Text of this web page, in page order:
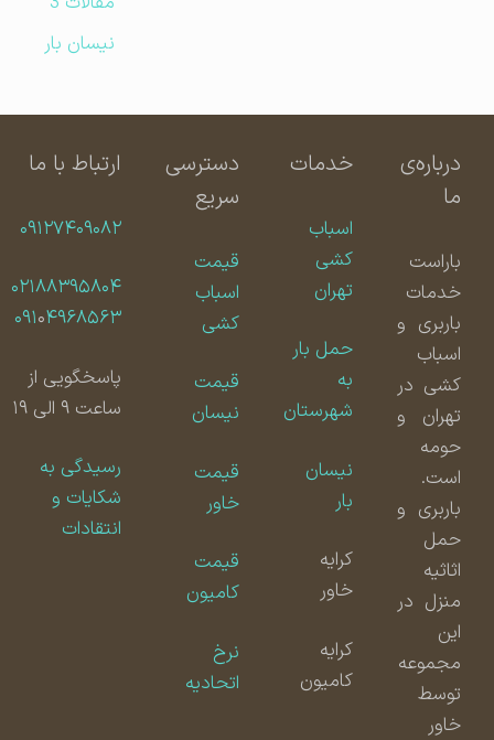
نیسان بار
درباره‌ی
باراست
خدمات
باربری و
اسباب
کشی در
تهران و
حومه
است.
باربری و
حمل
اثاثیه
منزل در
مجموعه
توسط
خدمات
اسباب
کشی
تهران
حمل بار
شهرستان
نیسان
کامیون
دسترسی
سریع
قیمت
اسباب
کشی
قیمت
نیسان
قیمت
قیمت
کامیون
اتحادیه
ارتباط با ما
۰۹۱۲۷۴۰۹۰۸۲
۰۲۱۸۸۳۹۵۸۰۴
۰۹۱۰۴۹۶۸۵۶۳
پاسخگویی از
ساعت ۹ الی ۱۹
رسیدگی به
شکایات و
انتقادات